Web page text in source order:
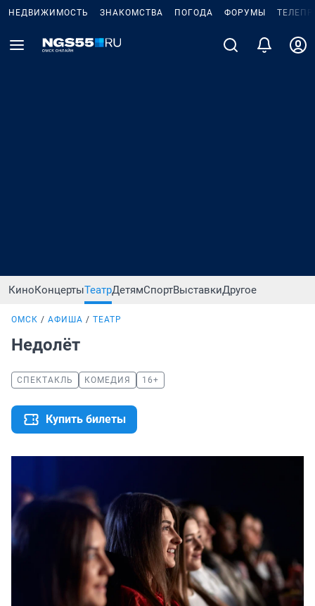
НЕДВИЖИМОСТЬ ЗНАКОМСТВА ПОГОДА ФОРУМЫ
КиноКонцертыТеатрДетямСпортВыставкиДругое
ОМСК АФИША ТЕАТР
Недолёт
СПЕКТАКЛЬ КОМЕДИЯ 16+
Купить билеты